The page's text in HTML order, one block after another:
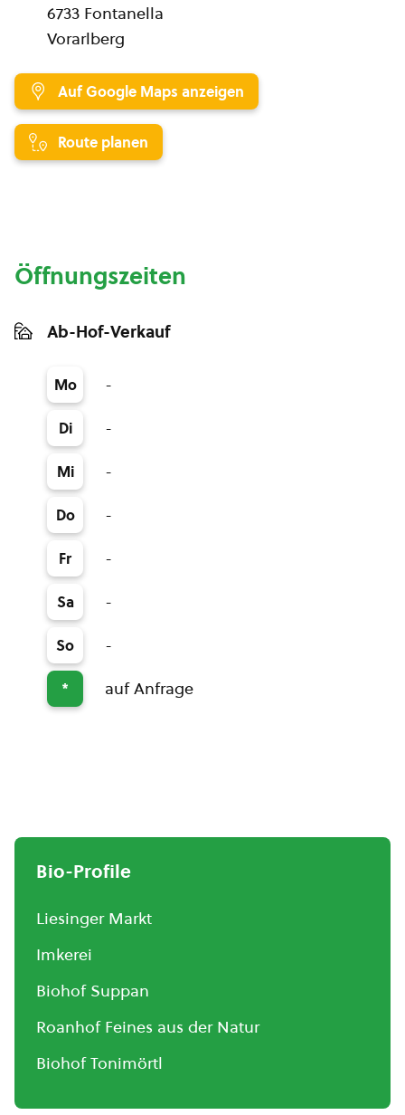
6733 Fontanella
Vorarlberg
Auf Google Maps anzeigen
Route planen
Öffnungszeiten
Ab-Hof-Verkauf
Mo -
Di -
Mi -
Do -
Fr -
Sa -
So -
* auf Anfrage
Bio-Profile
Liesinger Markt
Imkerei
Biohof Suppan
Roanhof Feines aus der Natur
Biohof Tonimörtl